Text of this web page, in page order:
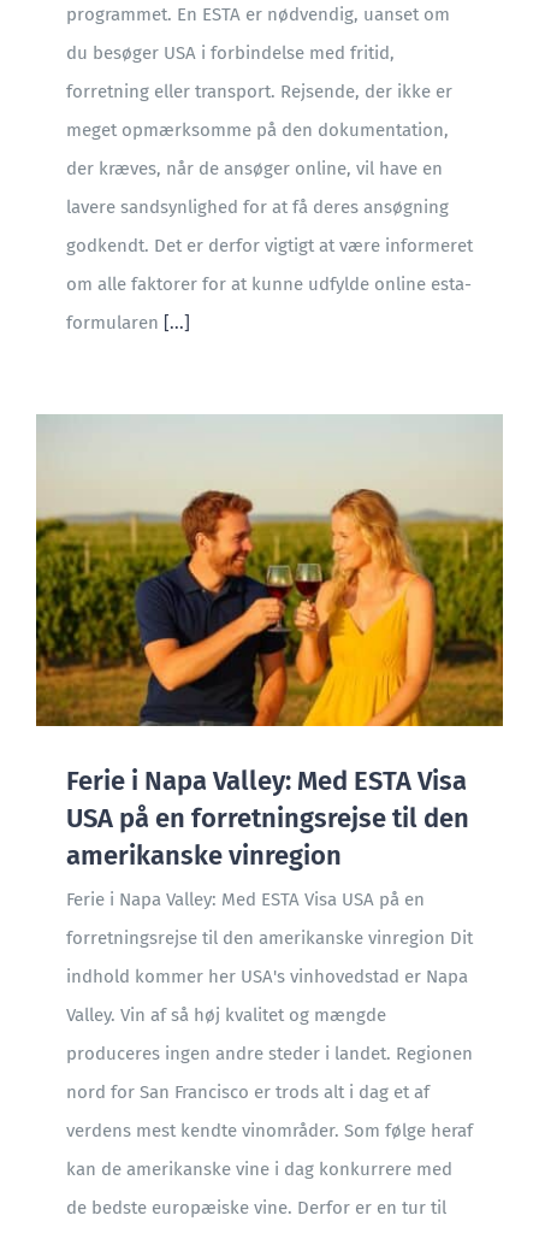
programmet. En ESTA er nødvendig, uanset om
du besøger USA i forbindelse med fritid,
forretning eller transport. Rejsende, der ikke er
meget opmærksomme på den dokumentation,
der kræves, når de ansøger online, vil have en
lavere sandsynlighed for at få deres ansøgning
godkendt. Det er derfor vigtigt at være informeret
om alle faktorer for at kunne udfylde online esta-
formularen [...]
Ferie i Napa Valley: Med ESTA Visa
USA på en forretningsrejse til den
amerikanske vinregion
Ferie i Napa Valley: Med ESTA Visa USA på en
forretningsrejse til den amerikanske vinregion Dit
indhold kommer her USA's vinhovedstad er Napa
Valley. Vin af så høj kvalitet og mængde
produceres ingen andre steder i landet. Regionen
nord for San Francisco er trods alt i dag et af
verdens mest kendte vinområder. Som følge heraf
kan de amerikanske vine i dag konkurrere med
de bedste europæiske vine. Derfor er en tur til